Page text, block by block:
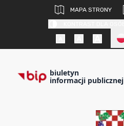
MAPA STRONY
biuletyn
informacji publicznej